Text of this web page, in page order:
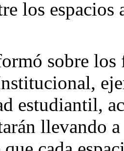
los
sobre los
estudiantil,
llevando